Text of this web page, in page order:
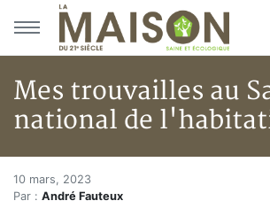
Aller au menu principal
Aller au contenu principal
Mes trouvailles au
national de
Accueil
Articles
Mes trouvailles au
10 mars, 2023
Par : André Fauteux